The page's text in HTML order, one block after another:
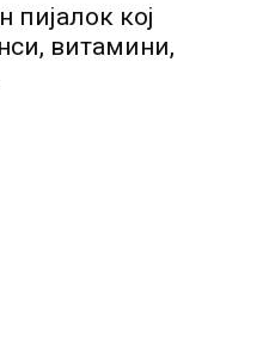
кој
витамини,